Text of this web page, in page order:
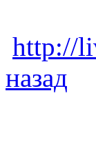
http://
назад